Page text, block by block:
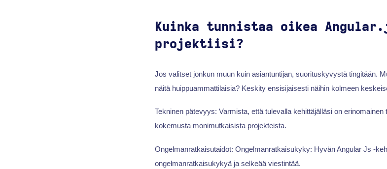
Kuinka tunnistaa oikea
projektiisi?
Jos valitset jonkun muun kuin asiantuntijan, suorituskyvystä tingitään.
näitä huippuammattilaisia? Keskity ensisijaisesti näihin kolmeen
Tekninen pätevyys: Varmista, että tulevalla kehittäjälläsi on
kokemusta monimutkaisista projekteista.
Ongelmanratkaisutaidot: Ongelmanratkaisukyky: Hyvän Angular Js -
ongelmanratkaisukykyä ja selkeää viestintää.